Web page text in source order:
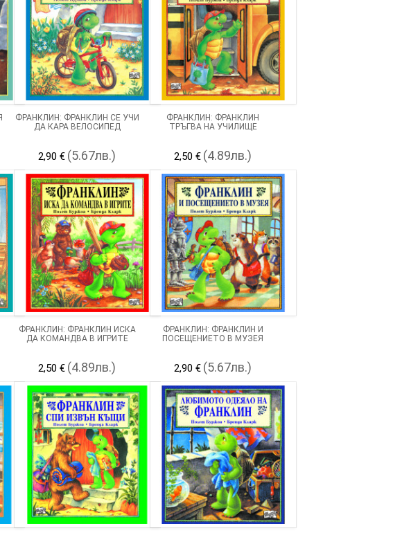
ФРАНКЛИН: ФРАНКЛИН СЕ УЧИ
ДА КАРА ВЕЛОСИПЕД
2,90 € (5.67лв.)
ФРАНКЛИН: ФРАНКЛИН
ТРЪГВА НА УЧИЛИЩЕ
2,50 € (4.89лв.)
ФРАНКЛИН: ФРАНКЛИН ИСКА
ДА КОМАНДВА В ИГРИТЕ
2,50 € (4.89лв.)
ФРАНКЛИН: ФРАНКЛИН И
ПОСЕЩЕНИЕТО В МУЗЕЯ
2,90 € (5.67лв.)